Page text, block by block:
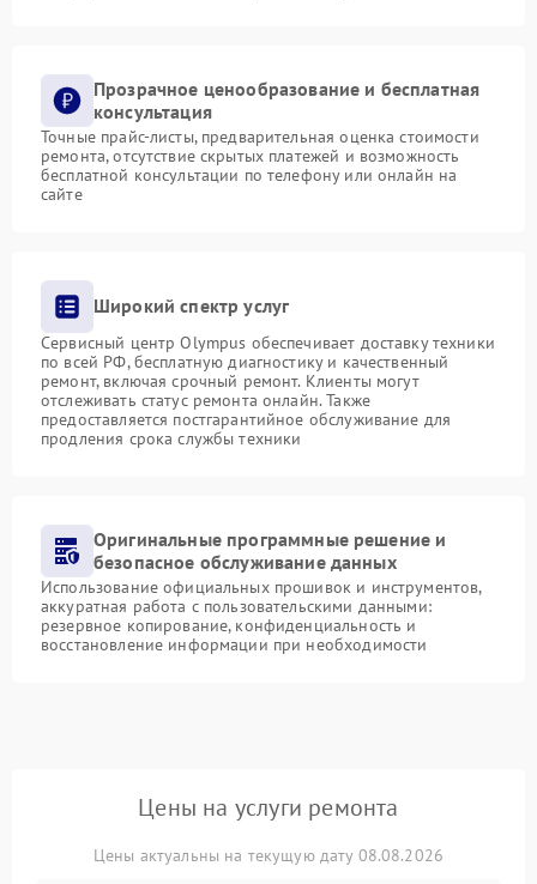
Прозрачное ценообразование и бесплатная
консультация
Точные прайс-листы, предварительная оценка стоимости
ремонта, отсутствие скрытых платежей и возможность
бесплатной консультации по телефону или онлайн на
сайте
Широкий спектр услуг
Сервисный центр Olympus обеспечивает доставку техники
по всей РФ, бесплатную диагностику и качественный
ремонт, включая срочный ремонт. Клиенты могут
отслеживать статус ремонта онлайн. Также
предоставляется постгарантийное обслуживание для
продления срока службы техники
Оригинальные программные решение и
безопасное обслуживание данных
Использование официальных прошивок и инструментов,
аккуратная работа с пользовательскими данными:
резервное копирование, конфиденциальность и
восстановление информации при необходимости
Цены на услуги ремонта
Цены актуальны на текущую дату 08.08.2026